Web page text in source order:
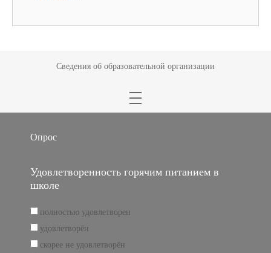
Сведения об образовательной организации
Опрос
Удовлетворенность горячим питанием в
школе
полностью удовлетворен
удовлетворён
скорее не удовлетворён